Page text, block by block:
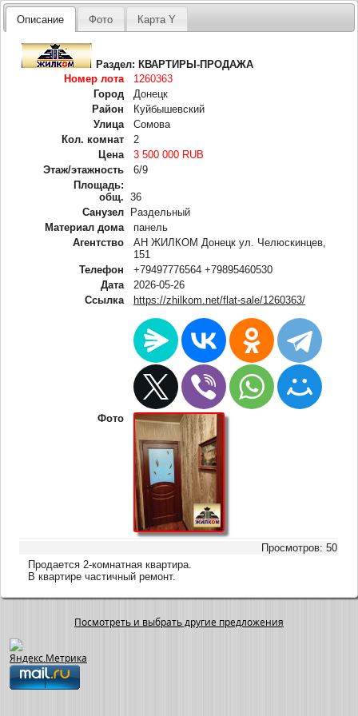
Описание Фото Карта Y
Раздел:КВАРТИРЫ-ПРОДАЖА
Номер лота
1260363
Город
Донецк
Район
Куйбышевский
Улица
Сомова
Кол. комнат
2
Цена
3 500 000 RUB
Этаж/этажность
6/9
Площадь:
общ.
36
Санузел Раздельный
Материал дома
панель
Агентство
АН ЖИЛКОМ Донецк ул. Челюскинцев,
151
Телефон
+79497776564 +79895460530
Дата
2026-05-26
Ссылка
https://zhilkom.net/flat-sale/1260363/
Фото
Просмотров: 50
Продается 2-комнатная квартира.
В квартире частичный ремонт.
Посмотреть и выбрать другие предложения